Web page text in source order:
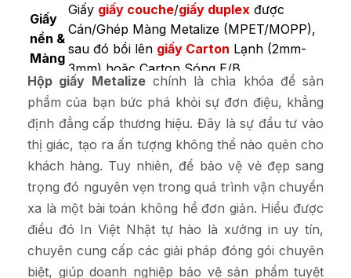
Giấy
nền &
Màng
Giấy giấy couche/giấy duplex được
Cán/Ghép Màng Metalize (MPET/MOPP),
sau đó bồi lên giấy Carton Lạnh (2mm-
3mm) hoặc Carton Sóng E/B.
Định
lượng
giấy
Giấy bề mặt Metalize: 120 – 150 GSM. Giấy
lõi (Carton Lạnh) từ 800 – 1400 GSM để
đảm bảo độ cứng.
Công
nghệ
in
Bắt buộc sử dụng công nghệ in Offset
UV chuyên dụng (để mực bám dính tốt
trên bề mặt kim loại).
Gia
công
Cán màng mờ hoặc bóng bảo vệ,Phủ UV
định hình, Ép Kim hoặc Bế Nổi trên bề
mặt ánh kim để tạo điểm nhấn kép, Tráng
phủ bề mặt (kéo tia, kéo cát, chiết quang).
Hộp giấy Metalizechính là chìa khóa để sản
phẩm của bạn bức phá khỏi sự đơn điệu, khẳng
định đẳng cấp thương hiệu. Đây là sự đầu tư vào
thị giác, tạo ra ấn tượng không thể nào quên cho
khách hàng. Tuy nhiên, để bảo vệ vẻ đẹp sang
trọng đó nguyên vẹn trong quá trình vận chuyển
xa là một bài toán không hề đơn giản. Hiểu được
điều đó In Việt Nhật tự hào là xưởng in uy tín,
chuyên cung cấp các giải pháp đóng gói chuyên
biệt, giúp doanh nghiệp bảo vệ sản phẩm tuyệt